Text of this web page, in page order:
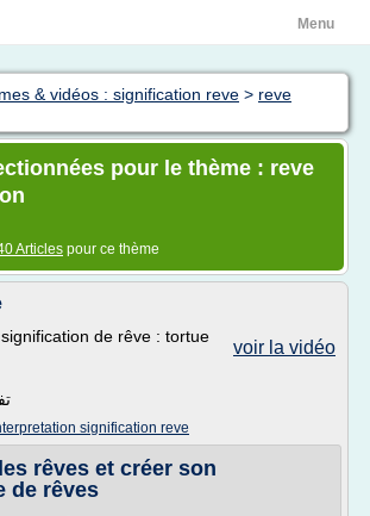
Menu
& vidéos : signification reve > reve
pour le thème : reve
Articles pour ce thème
voir la vidéo
de rêve : tortue
signification reve
rêves et créer son
de rêves